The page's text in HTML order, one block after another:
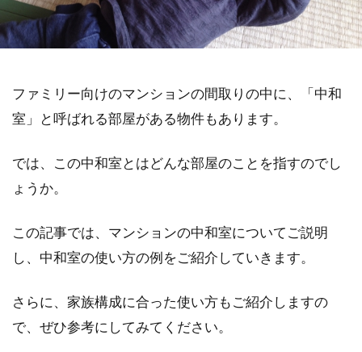
ファミリー向けのマンションの間取りの中に、「中和
室」と呼ばれる部屋がある物件もあります。
では、この中和室とはどんな部屋のことを指すのでし
ょうか。
この記事では、マンションの中和室についてご説明
し、中和室の使い方の例をご紹介していきます。
さらに、家族構成に合った使い方もご紹介しますの
で、ぜひ参考にしてみてください。